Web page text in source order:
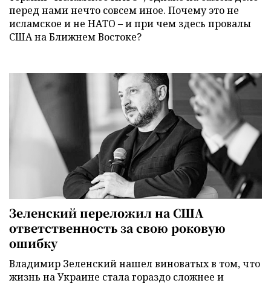
перед нами нечто совсем иное. Почему это не
исламское и не НАТО – и при чем здесь провалы
США на Ближнем Востоке?
Зеленский переложил на США
ответственность за свою роковую
ошибку
Владимир Зеленский нашел виноватых в том, что
жизнь на Украине стала гораздо сложнее и